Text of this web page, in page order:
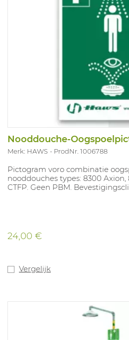
Nooddouche-
Merk: HAWS ProdNr. 1006788
Pictogram voro combinatie
nooddouches types: 8300 Axion,
CTFP. Geen PBM.
24,00 €
Vergelijk